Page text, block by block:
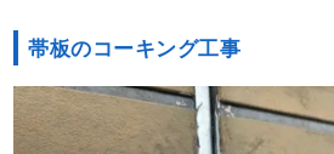
帯板のコーキング工事